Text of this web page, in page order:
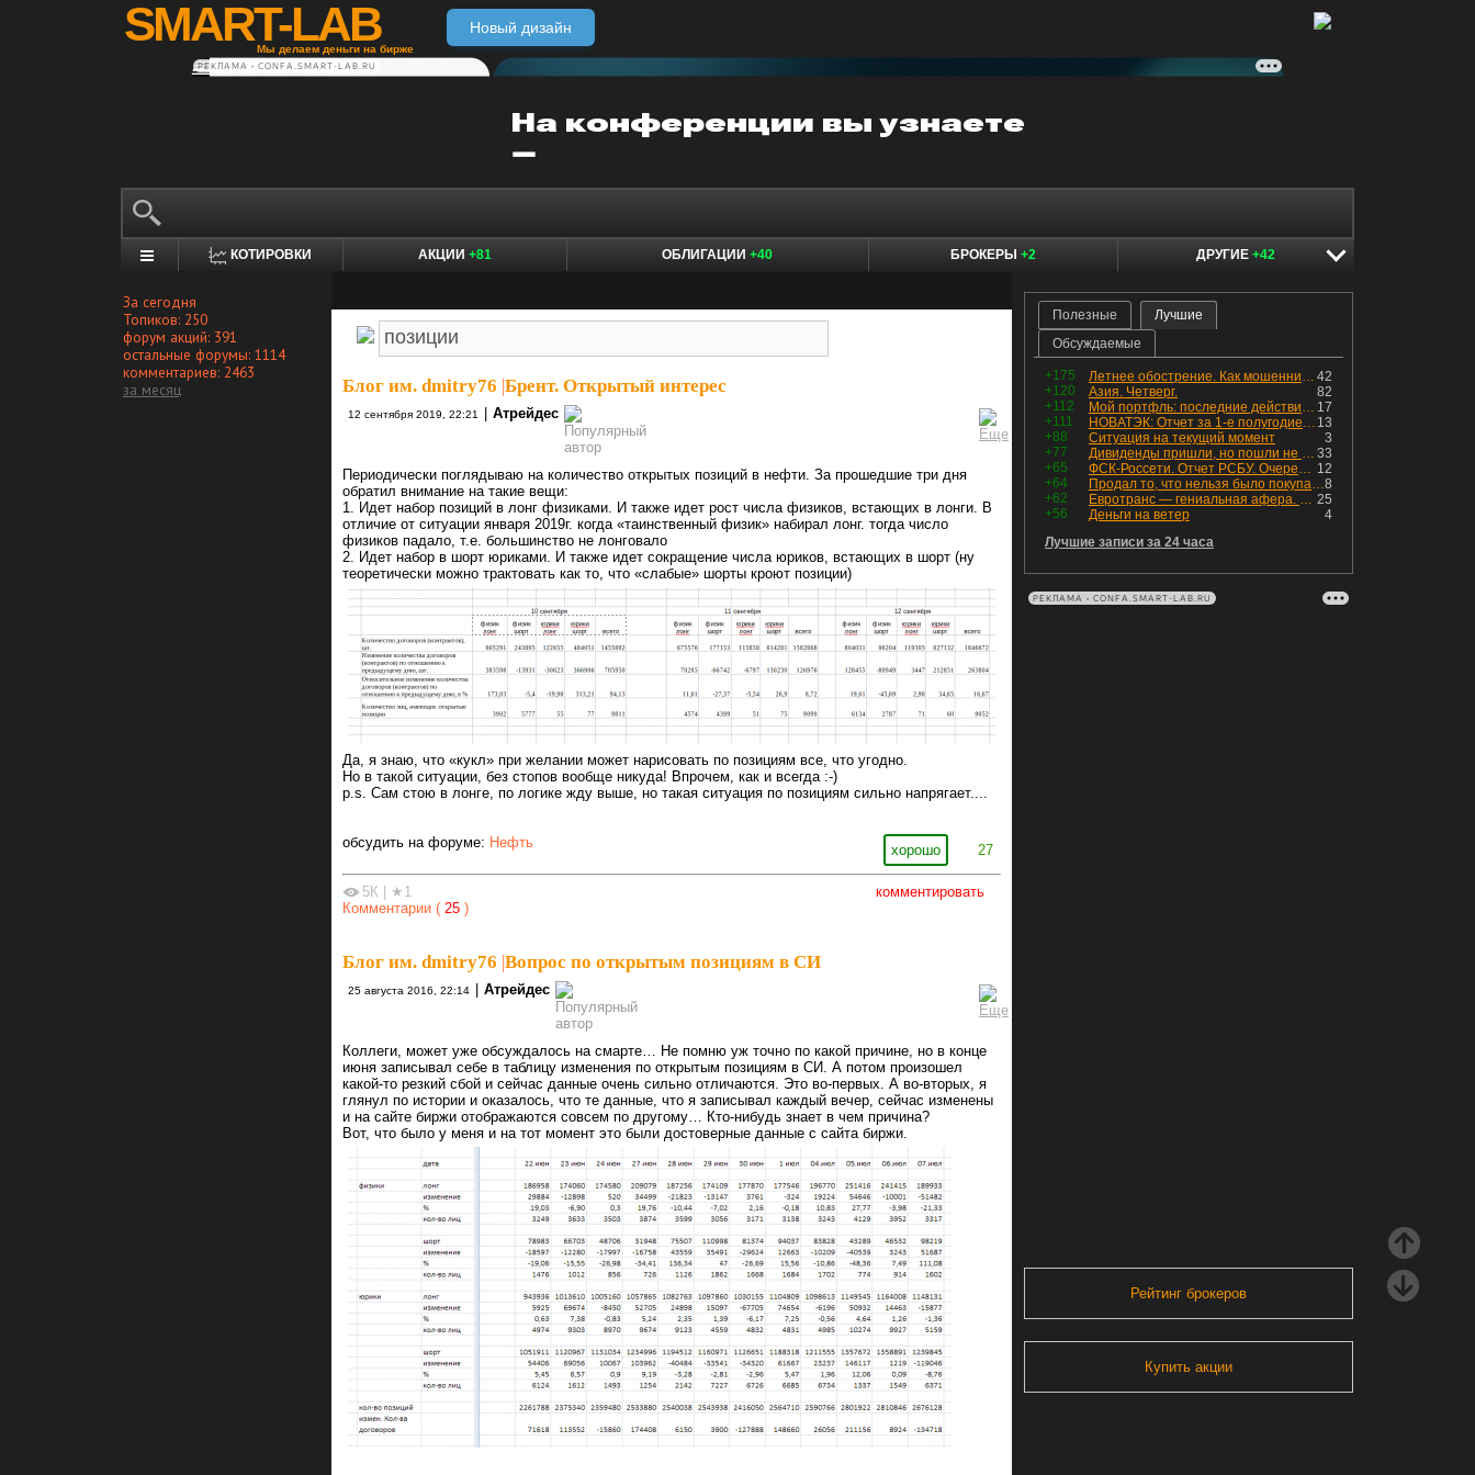
SMART-LAB
Мы делаем деньги на бирже
Новый дизайн
РЕКЛАМА • CONFA.SMART-LAB.RU
КОТИРОВКИ АКЦИИ +81 ОБЛИГАЦИИ +40 БРОКЕРЫ +2 ДРУГИЕ +42
За сегодня
Топиков: 250
форум акций: 391
остальные форумы: 1114
комментариев: 2463
за месяц
Блог им. dmitry76 Брент. Открытый интерес
12 сентября 2019, 22:21 Атрейдес
Периодически поглядываю на количество открытых позиций в нефти. За прошедшие три дня
обратил внимание на такие вещи:
1. Идет набор позиций в лонг физиками. И также идет рост числа физиков, встающих в лонги. В
отличие от ситуации января 2019г. когда «таинственный физик» набирал лонг. тогда число
физиков падало, т.е. большинство не лонговало
2. Идет набор в шорт юриками. И также идет сокращение числа юриков, встающих в шорт (ну
теоретически можно трактовать как то, что «слабые» шорты кроют позиции)
Да, я знаю, что «кукл» при желании может нарисовать по позициям все, что угодно.
Но в такой ситуации, без стопов вообще никуда! Впрочем, как и всегда :-)
p.s. Сам стою в лонге, по логике жду выше, но такая ситуация по позициям сильно напрягает....
хорошо 27
обсудить на форуме: Нефть
комментировать
5К | ★1
Комментарии ( 25 )
Блог им. dmitry76 |Вопрос по открытым позициям в СИ
25 августа 2016, 22:14 | Атрейдес
Коллеги, может уже обсуждалось на смарте… Не помню уж точно по какой причине, но в конце
июня записывал себе в таблицу изменения по открытым позициям в СИ. А потом произошел
какой-то резкий сбой и сейчас данные очень сильно отличаются. Это во-первых. А во-вторых, я
глянул по истории и оказалось, что те данные, что я записывал каждый вечер, сейчас изменены
и на сайте биржи отображаются совсем по другому… Кто-нибудь знает в чем причина?
Вот, что было у меня и на тот момент это были достоверные данные с сайта биржи.
Полезные
Лучшие
Обсуждаемые
+175 42
Летнее обострение. Как мошенники пытаются подсунуть кнопку "БАБЛО" девушкам
+120
82
Азия. Четверг.
+112
17
Мой портфль: последние действия и текущая структура. Краткий комментарий по всем позициям
+111
13
НОВАТЭК: Отчет за 1-е полугодие 2026 - прибыль продолжает падать, но лучшее впереди, если не прилетит
+88
3
Ситуация на текущий момент
+77
33
Дивиденды пришли, но пошли не туда
+65
12
ФСК-Россети. Отчет РСБУ. Очередная допка - бомбовые новости в эфире
+64
8
Продал то, что нельзя было покупать. Изменения в портфеле
+62
25
Евротранс — гениальная афера. Собрал с инвесторов денег, выплатил дивидендов больше текущей капитализации и ушёл в дефолт
+56
4
Деньги на ветер
Лучшие записи за 24 часа
РЕКЛАМА • CONFA.SMART-LAB.RU
Рейтинг брокеров
Купить акции